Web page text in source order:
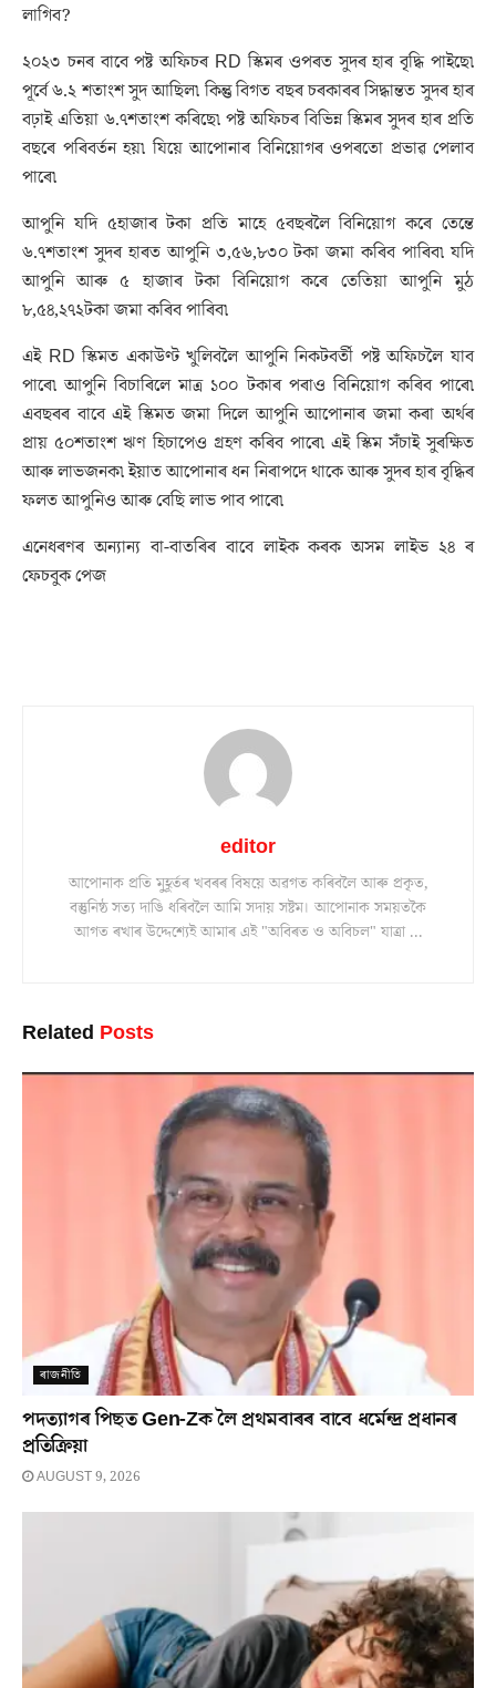
লাগিব?
২০২৩ চনৰ বাবে পষ্ট অফিচৰ RD স্কিমৰ ওপৰত সুদৰ হাৰ বৃদ্ধি পাইছে৷
পূৰ্বে ৬.২ শতাংশ সুদ আছিল৷ কিন্তু বিগত বছৰ চৰকাৰৰ সিদ্ধান্তত সুদৰ হাৰ
বঢ়াই এতিয়া ৬.৭শতাংশ কৰিছে৷ পষ্ট অফিচৰ বিভিন্ন স্কিমৰ সুদৰ হাৰ প্ৰতি
বছৰে পৰিবৰ্তন হয়৷ যিয়ে আপোনাৰ বিনিয়োগৰ ওপৰতো প্ৰভাৱ পেলাব
পাৰে৷
আপুনি যদি ৫হাজাৰ টকা প্ৰতি মাহে ৫বছৰলৈ বিনিয়োগ কৰে তেন্তে
৬.৭শতাংশ সুদৰ হাৰত আপুনি ৩,৫৬,৮৩০ টকা জমা কৰিব পাৰিব৷ যদি
আপুনি আৰু ৫ হাজাৰ টকা বিনিয়োগ কৰে তেতিয়া আপুনি মুঠ
৮,৫৪,২৭২টকা জমা কৰিব পাৰিব৷
এই RD স্কিমত একাউণ্ট খুলিবলৈ আপুনি নিকটবৰ্তী পষ্ট অফিচলৈ যাব
পাৰে৷ আপুনি বিচাৰিলে মাত্ৰ ১০০ টকাৰ পৰাও বিনিয়োগ কৰিব পাৰে৷
এবছৰৰ বাবে এই স্কিমত জমা দিলে আপুনি আপোনাৰ জমা কৰা অৰ্থৰ
প্ৰায় ৫০শতাংশ ঋণ হিচাপেও গ্ৰহণ কৰিব পাৰে৷ এই স্কিম সঁচাই সুৰক্ষিত
আৰু লাভজনক৷ ইয়াত আপোনাৰ ধন নিৰাপদে থাকে আৰু সুদৰ হাৰ বৃদ্ধিৰ
ফলত আপুনিও আৰু বেছি লাভ পাব পাৰে৷
এনেধৰণৰ অন্যান্য বা-বাতৰিৰ বাবে লাইক কৰক অসম লাইভ ২৪ ৰ
ফেচবুক পেজ
editor
আপোনাক প্ৰতি মুহূৰ্তৰ খবৰৰ বিষয়ে অৱগত কৰিবলৈ আৰু প্ৰকৃত,
বস্তুনিষ্ঠ সত্য দাঙি ধৰিবলৈ আমি সদায় সষ্টম। আপোনাক সময়তকৈ
আগত ৰখাৰ উদ্দেশ্যেই আমাৰ এই "অবিৰত ও অবিচল" যাত্ৰা ...
Related Posts
ৰাজনীতি
পদত্যাগৰ পিছত Gen-Zক লৈ প্ৰথমবাৰৰ বাবে ধৰ্মেন্দ্ৰ প্ৰধানৰ
প্ৰতিক্ৰিয়া
AUGUST 9, 2026